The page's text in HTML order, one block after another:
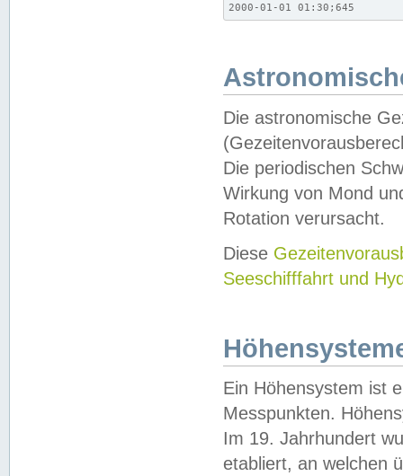
2000-01-01 01:30;645
Die astronomische
Die periodischen
Wirkung von Mond
Rotation verursacht.
Diese
Seeschifffahrt und
Ein Höhensystem ist
Messpunkten.
Im 19. Jahrhundert
etabliert, an welchen